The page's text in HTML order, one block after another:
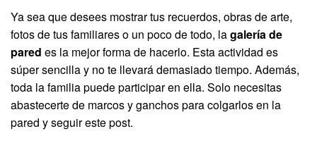
Ya sea que desees mostrar tus recuerdos, obras de arte,
fotos de tus familiares o un poco de todo, lagalería de
pared es la mejor forma de hacerlo. Esta actividad es
súper sencilla y no te llevará demasiado tiempo. Además,
toda la familia puede participar en ella. Solo necesitas
abastecerte de marcos y ganchos para colgarlos en la
pared y seguir este post.